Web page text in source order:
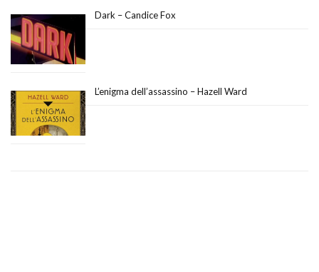
Dark – Candice Fox
L’enigma dell’assassino – Hazell Ward